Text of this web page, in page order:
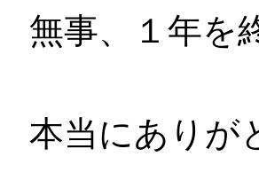
無事、１年を
本当にありが